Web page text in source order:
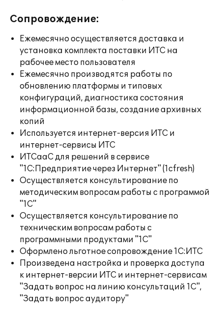
Сопровождение:
Ежемесячно осуществляется доставка и
установка комплекта поставки ИТС на
рабочее место пользователя
Ежемесячно производятся работы по
обновлению платформы и типовых
конфигураций, диагностика состояния
информационной базы, создание архивных
копий
Используется интернет-версия ИТС и
интернет-сервисы ИТС
ИТСааС для решений в сервисе
"1С:Предприятие через Интернет" (1cfresh)
Осуществляется консультирование по
методическим вопросам работы с программой
"1С"
Осуществляется консультирование по
техническим вопросам работы с
программными продуктами "1С"
Оформлено льготное сопровождение 1С:ИТС
Произведена настройка и проверка доступа
к интернет-версии ИТС и интернет-сервисам
"Задать вопрос на линию консультаций 1С",
"Задать вопрос аудитору"